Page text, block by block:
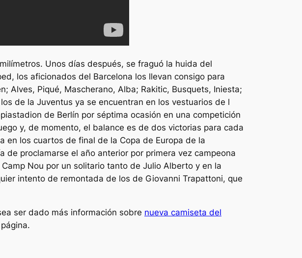
Unos días después, se fraguó la huida del
los aficionados del Barcelona los llevan consigo para
Alves, Piqué, Mascherano, Alba; Rakitic, Busquets, Iniesta;
de la Juventus ya se encuentran en los vestuarios de l
de Berlín por séptima ocasión en una competición
y, de momento, el balance es de dos victorias para cada
en los cuartos de final de la Copa de Europa de la
de proclamarse el año anterior por primera vez campeona
Nou por un solitario tanto de Julio Alberto y en la
intento de remontada de los de Giovanni Trapattoni, que
ser dado más información sobre nueva camiseta del